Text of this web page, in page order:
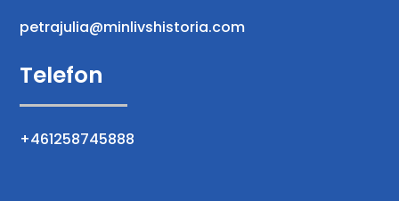
petrajulia@minlivshistoria.com
Telefon
+461258745888